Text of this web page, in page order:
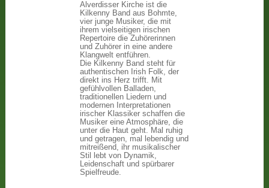
Alverdisser Kirche ist die
Kilkenny Band aus Bohmte,
vier junge Musiker, die mit
ihrem vielseitigen irischen
Repertoire die Zuhörerinnen
und Zuhörer in eine andere
Klangwelt entführen.
Die Kilkenny Band steht für
authentischen Irish Folk, der
direkt ins Herz trifft. Mit
gefühlvollen Balladen,
traditionellen Liedern und
modernen Interpretationen
irischer Klassiker schaffen die
Musiker eine Atmosphäre, die
unter die Haut geht. Mal ruhig
und getragen, mal lebendig und
mitreißend, ihr musikalischer
Stil lebt von Dynamik,
Leidenschaft und spürbarer
Spielfreude.